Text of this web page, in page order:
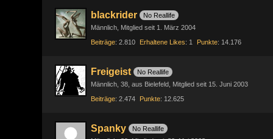
blackrider
No Reallife
Männlich
Mitglied seit 1. März 2004
Beiträge 2.810 Erhaltene Likes 1 Punkte 14.176
Freigeist
No Reallife
Männlich 38 aus Bielefeld
Mitglied seit 15. Juni 2003
Beiträge 2.474 Punkte 12.625
Spanky
No Reallife